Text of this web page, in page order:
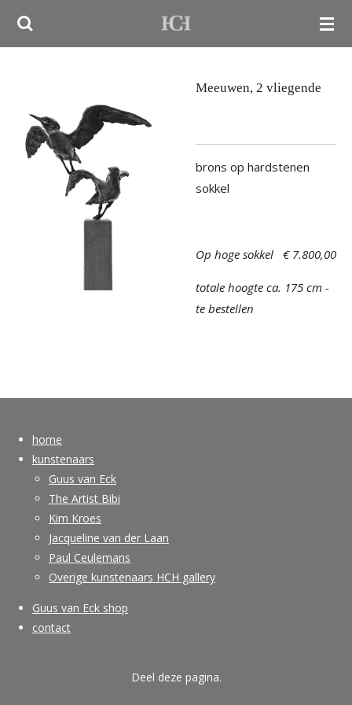
Ga
Meeuwen, 2 vliegende
brons op hardstenen
sokkel
Op hoge sokkel € 7.800,00
totale hoogte ca. 175 cm -
te bestellen
home
kunstenaars
Guus van Eck
The Artist Bibi
Kim Kroes
Jacqueline van der Laan
Paul Ceulemans
Overige kunstenaars HCH gallery
Guus van Eck shop
contact
Deel deze pagina.